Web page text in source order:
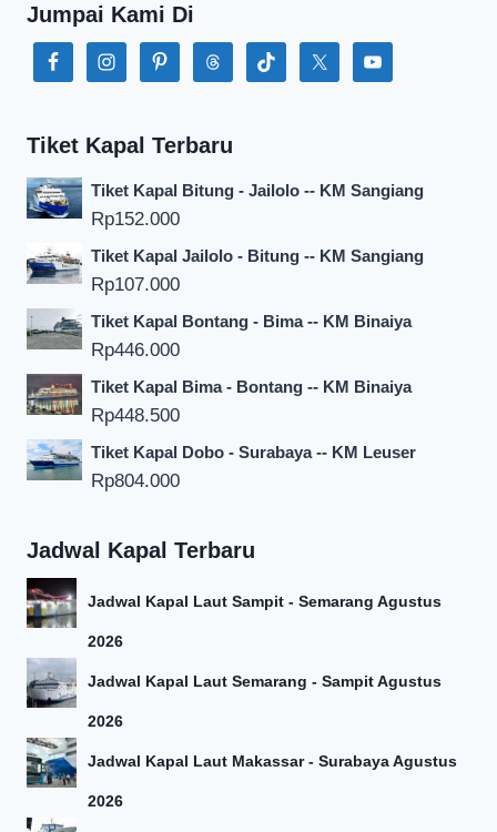
Jumpai Kami Di
Tiket Kapal Terbaru
Tiket Kapal Bitung - Jailolo -- KM Sangiang
Rp152.000
Tiket Kapal Jailolo - Bitung -- KM Sangiang
Rp107.000
Tiket Kapal Bontang - Bima -- KM Binaiya
Rp446.000
Tiket Kapal Bima - Bontang -- KM Binaiya
Rp448.500
Tiket Kapal Dobo - Surabaya -- KM Leuser
Rp804.000
Jadwal Kapal Terbaru
Jadwal Kapal Laut Sampit - Semarang Agustus
2026
Jadwal Kapal Laut Semarang - Sampit Agustus
2026
Jadwal Kapal Laut Makassar - Surabaya Agustus
2026